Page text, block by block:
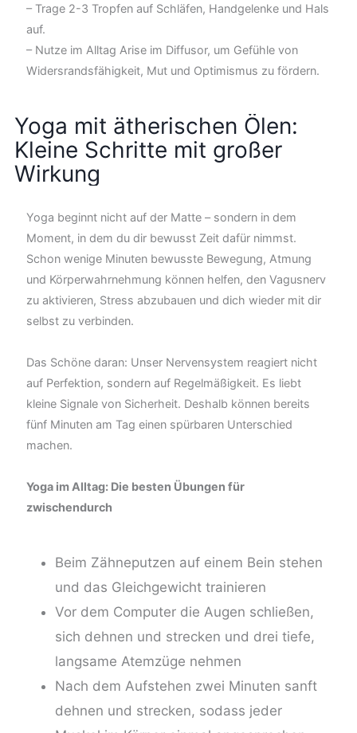
– Trage 2-3 Tropfen auf Schläfen, Handgelenke und Hals
auf.
– Nutze im Alltag Arise im Diffusor, um Gefühle von
Widersrandsfähigkeit, Mut und Optimismus zu fördern.
Yoga mit ätherischen Ölen:
Kleine Schritte mit großer
Wirkung
Yoga beginnt nicht auf der Matte – sondern in dem
Moment, in dem du dir bewusst Zeit dafür nimmst.
Schon wenige Minuten bewusste Bewegung, Atmung
und Körperwahrnehmung können helfen, den Vagusnerv
zu aktivieren, Stress abzubauen und dich wieder mit dir
selbst zu verbinden.
Das Schöne daran: Unser Nervensystem reagiert nicht
auf Perfektion, sondern auf Regelmäßigkeit. Es liebt
kleine Signale von Sicherheit. Deshalb können bereits
fünf Minuten am Tag einen spürbaren Unterschied
machen.
Yoga im Alltag: Die besten Übungen für
zwischendurch
Beim Zähneputzen auf einem Bein stehen
und das Gleichgewicht trainieren
Vor dem Computer die Augen schließen,
sich dehnen und strecken und drei tiefe,
langsame Atemzüge nehmen
Nach dem Aufstehen zwei Minuten sanft
dehnen und strecken, sodass jeder